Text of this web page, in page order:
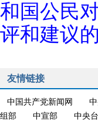
和国公民
评和建议
友情链接
中国共产党新闻网
组部
中宣部 中央